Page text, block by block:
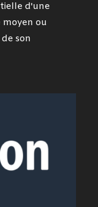
d'une
ou
son